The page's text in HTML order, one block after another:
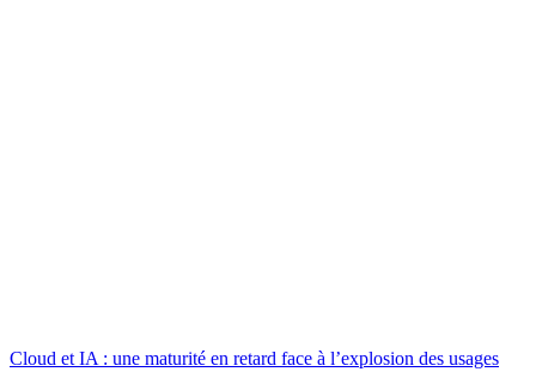
Cloud et IA : une maturité en retard face à l’explosion des usages